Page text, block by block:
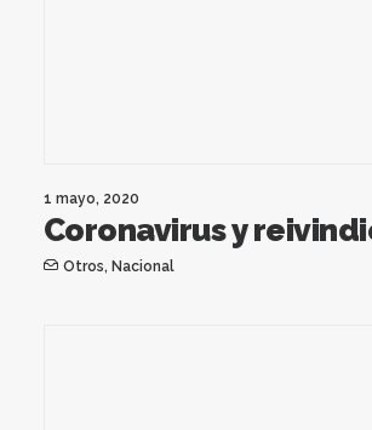
1 mayo, 2020
Coronavirus y
Otros, Nacional